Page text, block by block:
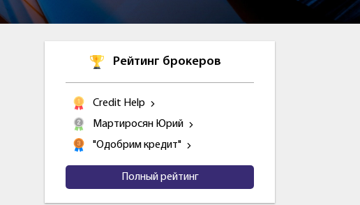
Рейтинг брокеров
Credit Help
Мартиросян Юрий
"Одобрим кредит"
Полный рейтинг